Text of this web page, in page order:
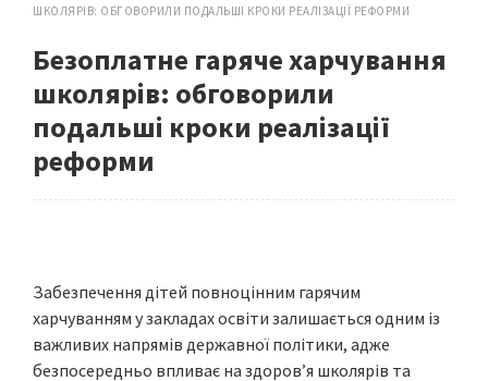
ШКОЛЯРІВ: ОБГОВОРИЛИ ПОДАЛЬШІ КРОКИ РЕАЛІЗАЦІЇ РЕФОРМИ
Безоплатне гаряче харчування
школярів: обговорили
подальші кроки реалізації
реформи
Забезпечення дітей повноцінним гарячим
харчуванням у закладах освіти залишається одним із
важливих напрямів державної політики, адже
безпосередньо впливає на здоров’я школярів та